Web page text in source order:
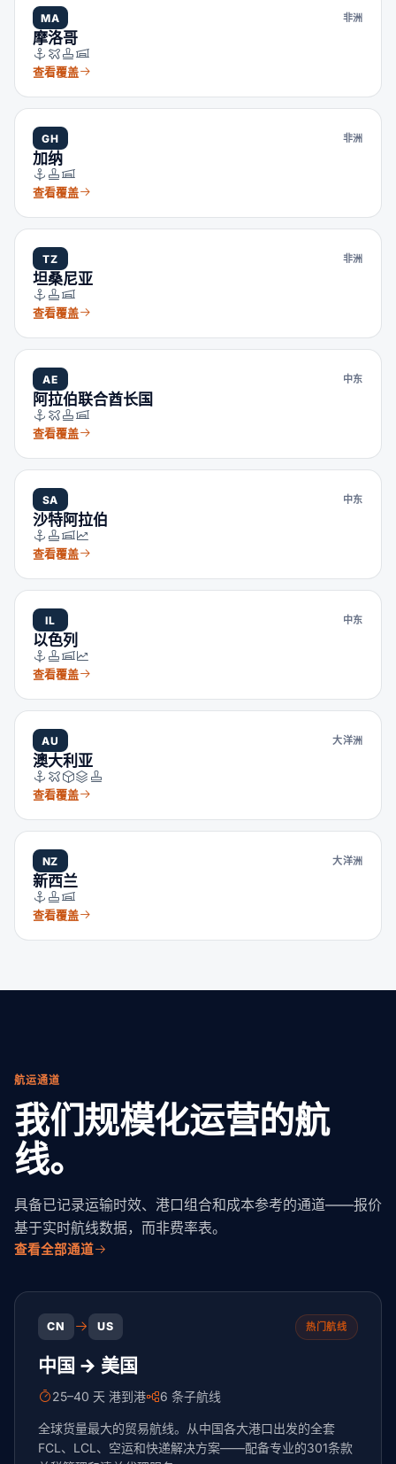
MA 非洲
摩洛哥
查看覆盖
GH 非洲
加纳
查看覆盖
TZ 非洲
坦桑尼亚
查看覆盖
AE 中东
阿拉伯联合酋长国
查看覆盖
SA 中东
沙特阿拉伯
查看覆盖
IL 中东
以色列
查看覆盖
AU 大洋洲
澳大利亚
查看覆盖
NZ 大洋洲
新西兰
查看覆盖
航运通道
我们规模化运营的航
线。
具备已记录运输时效、港口组合和成本参考的通道——报价
基于实时航线数据，而非费率表。
查看全部通道
CN US 热门航线
中国 → 美国
25–40 天 港到港 6 条子航线
全球货量最大的贸易航线。从中国各大港口出发的全套
FCL、LCL、空运和快递解决方案——配备专业的301条款